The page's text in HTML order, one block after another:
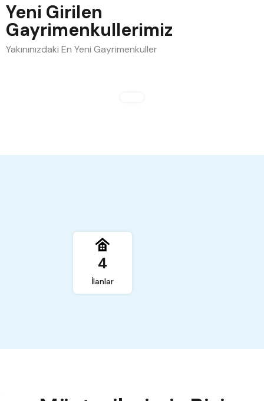
Yeni Girilen
Gayrimenkullerimiz
Yakınınızdaki En Yeni Gayrimenkuller
4
İlanlar